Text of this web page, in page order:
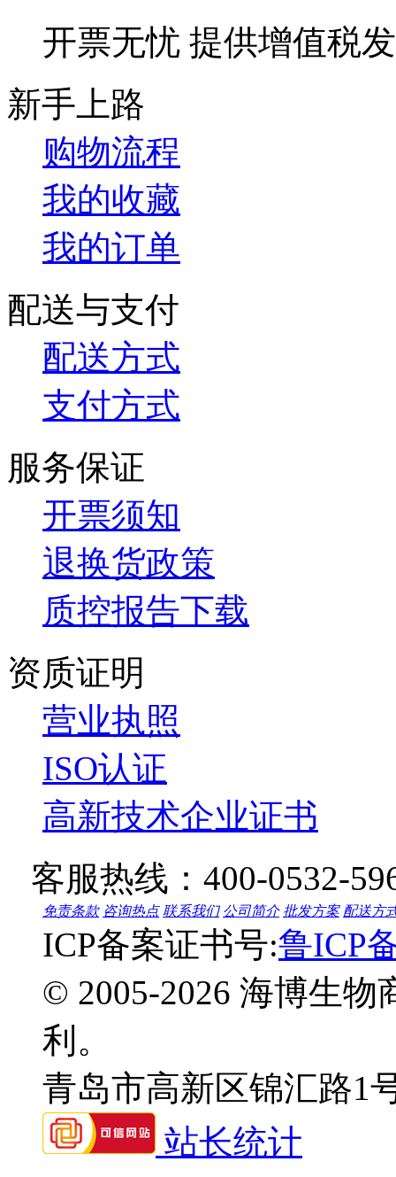
开票无忧 提供增值税
新手上路
购物流程
我的收藏
我的订单
配送与支付
配送方式
支付方式
服务保证
开票须知
退换货政策
质控报告下载
资质证明
营业执照
ISO认证
高新技术企业证书
客服热线： 400-0532-
免责条款 咨询热点 联系我们 公司简介 批发方案 配送方
ICP备案证书号:鲁ICP
© 2005-2026 海博生
利。
青岛市高新区锦汇路1
站长统计